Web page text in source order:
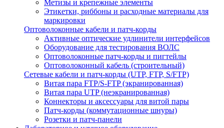
Метизы и крепежные элементы
Этикетки, риббоны и расходные материалы для
маркировки
Оптоволоконные кабели и патч-корды
Активные оптические удлинители интерфейсов
Оборудование для тестирования ВОЛС
Оптоволоконные патч-корды и пигтейлы
Оптоволоконный кабель (строительный)
Сетевые кабели и патч-корды (UTP, FTP, S/FTP)
Витая пара FTP/S-FTP (экранированная)
Витая пара UTP (неэкранированная)
Коннекторы и аксессуары для витой пары
Патч-корды (коммутационные шнуры)
Розетки и патч-панели